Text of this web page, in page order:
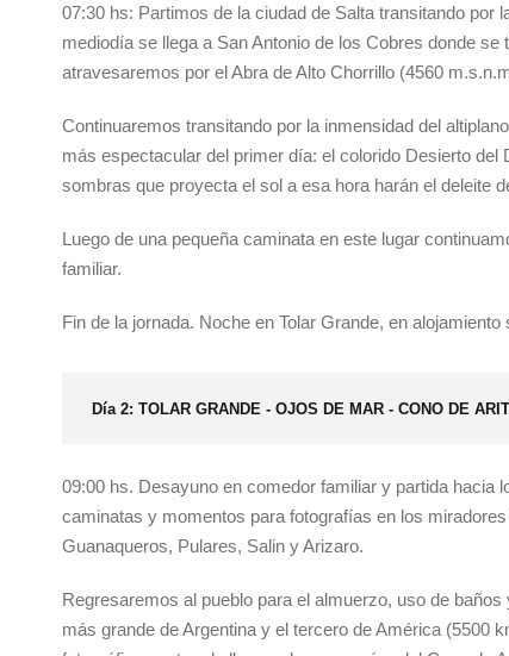
07:30 hs: Partimos de la ciudad de Salta transitando por
mediodía se llega a San Antonio de los Cobres donde
atravesaremos por el Abra de Alto Chorrillo (4560
Continuaremos transitando por la inmensidad del
más espectacular del primer día: el colorido Desierto
sombras que proyecta el sol a esa hora harán el deleite
Luego de una pequeña caminata en este lugar
familiar.
Fin de la jornada. Noche en Tolar Grande, en alojamiento
Día 2: TOLAR GRANDE - OJOS DE MAR - CONO DE
09:00 hs. Desayuno en comedor familiar y partida hacia
caminatas y momentos para fotografías en los
Guanaqueros, Pulares, Salin y Arizaro.
Regresaremos al pueblo para el almuerzo, uso de
más grande de Argentina y el tercero de América (5500